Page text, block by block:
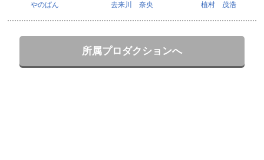
やのぱん 去来川 奈央 植村 茂浩
所属プロダクションへ